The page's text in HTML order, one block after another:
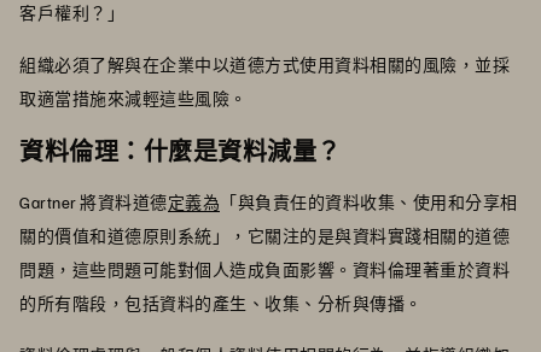
客戶權利？」
組織必須了解與在企業中以道德方式使用資料相關的風險，並採
取適當措施來減輕這些風險。
資料倫理：什麼是資料減量？
Gartner 將資料道德定義為 「與負責任的資料收集、使用和分享相
關的價值和道德原則系統」，它關注的是與資料實踐相關的道德
問題，這些問題可能對個人造成負面影響。資料倫理著重於資料
的所有階段，包括資料的產生、收集、分析與傳播。